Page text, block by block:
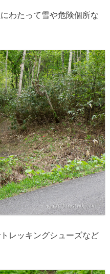
わたって雪や危険個所な
レッキングシューズなど